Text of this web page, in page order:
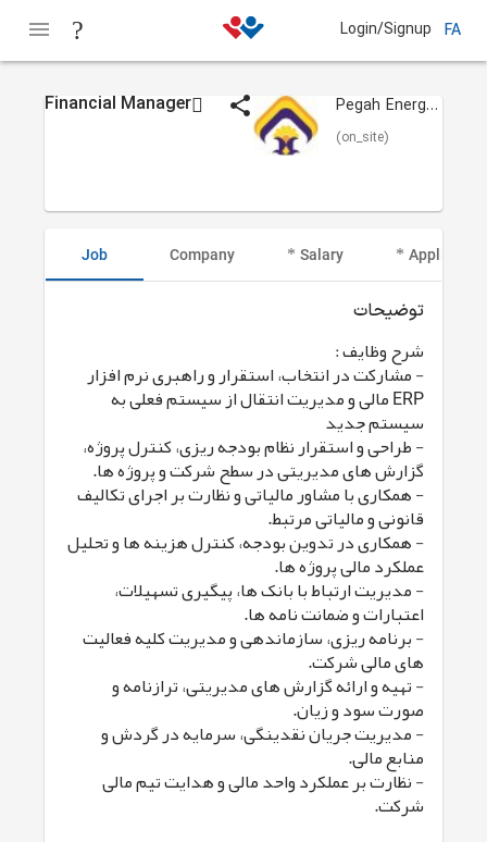
Login/Signup FA
Financial Manager Pegah Energy Persian
(on_site)
Job Company Salary Applicant
توضیحات
شرح وظایف :
- مشارکت در انتخاب، استقرار و راهبری نرم افزار
ERP مالی و مدیریت انتقال از سیستم فعلی به
سیستم جدید
- طراحی و استقرار نظام بودجه ریزی، کنترل پروژه،
گزارش های مدیریتی در سطح شرکت و پروژه ها.
- همکاری با مشاور مالیاتی و نظارت بر اجرای تکالیف
قانونی و مالیاتی مرتبط.
- همکاری در تدوین بودجه، کنترل هزینه ها و تحلیل
عملکرد مالی پروژه ها.
- مدیریت ارتباط با بانک ها، پیگیری تسهیلات،
اعتبارات و ضمانت نامه ها.
- برنامه ریزی، سازماندهی و مدیریت کلیه فعالیت
های مالی شرکت.
- تهیه و ارائه گزارش های مدیریتی، ترازنامه و
صورت سود و زیان.
- مدیریت جریان نقدینگی، سرمایه در گردش و
منابع مالی.
- نظارت بر عملکرد واحد مالی و هدایت تیم مالی
شرکت.